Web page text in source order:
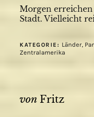
Morgen
Stadt. Vielleicht
KATEGORIE: Länder,
Zentralamerika
von Fritz